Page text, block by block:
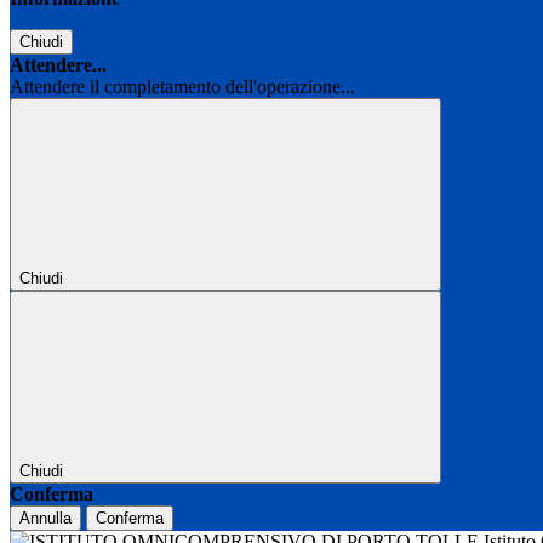
Chiudi
Attendere...
Attendere il completamento dell'operazione...
Chiudi
Chiudi
Conferma
Annulla Conferma